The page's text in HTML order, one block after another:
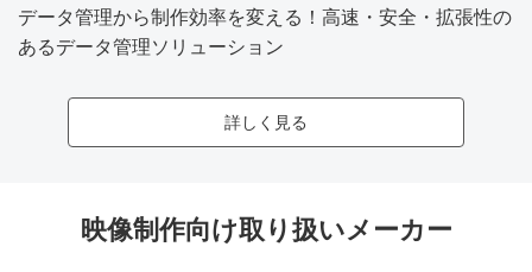
データ管理から制作効率を変える！高速・安全・拡張性の
あるデータ管理ソリューション
詳しく見る
映像制作向け取り扱いメーカー